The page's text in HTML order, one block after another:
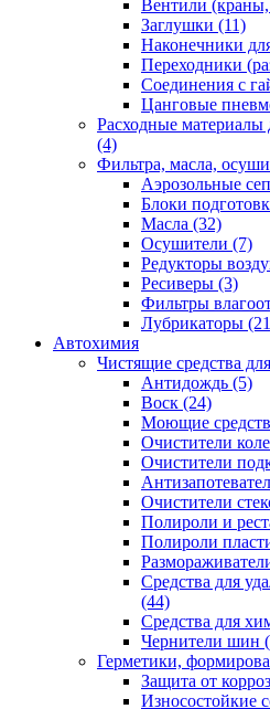
Вентили
Заглушки (11)
Наконечники
Переходники
Соединения с
Цанговые
Расходные материалы
(4)
Фильтра, масла,
Аэрозольные
Блоки
Масла (32)
Осушители (7)
Редукторы
Ресиверы (3)
Фильтры
Лубрикаторы
Автохимия
Чистящие средства
Антидождь (5)
Воск (24)
Моющие
Очистители
Очистители
Очистители
Полироли и
Полироли
Средства для
(44)
Средства для
Чернители шин
Герметики,
Защита от
Износостойкие